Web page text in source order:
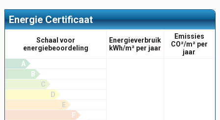
Energie Certificaat
Schaal voor
energiebeoordeling
Energieverbruik
kWh/m² per jaar
Emissies
CO²/m² per
jaar
A
B
C
D
E
F